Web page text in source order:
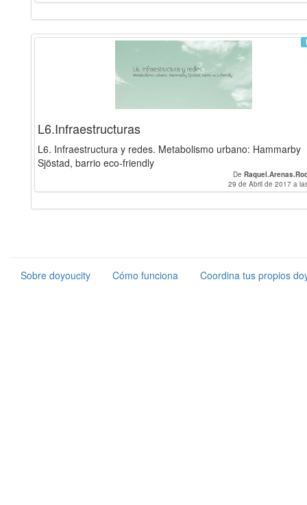
L6.Infraestructuras
L6. Infraestructura y redes. Metabolismo urbano: Hammarby
Sjöstad, barrio eco-friendly
De
29 de Abril de 2017 a
Sobre doyoucity Cómo funciona Coordina tus propios